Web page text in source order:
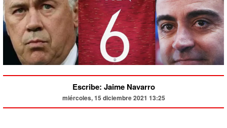
Escribe: Jaime Navarro
miércoles, 15 diciembre 2021 13:25